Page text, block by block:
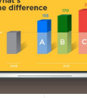
ナイモノを可視化
ランディング事例
ンナーブランディング